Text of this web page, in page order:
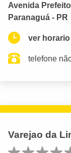
Avenida
Paranaguá - PR
ver
telefone
Varejao da